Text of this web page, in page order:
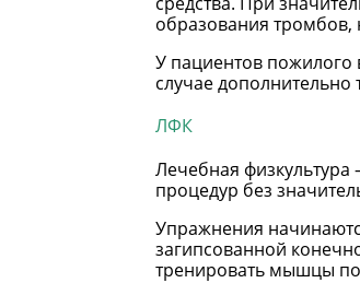
образования
У пациентов пожилого
случае
ЛФК
Лечебная
процедур без
Упражнения
загипсованной
тренировать мышцы